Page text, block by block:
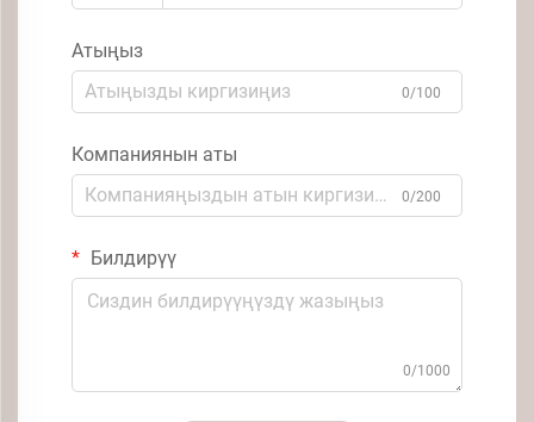
Атыңыз
0/100
Компаниянын аты
0/200
Билдирүү
0/1000